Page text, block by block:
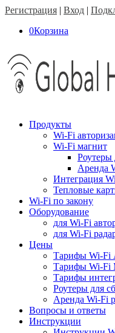
Регистрация | Вход |
0Корзина
Продукты
Wi-Fi
Wi-Fi магнит
Роутеры
Аренда
Интеграция
Тепловые
Wi-Fi по закону
Оборудование
для Wi-Fi
для Wi-Fi
Цены
Тарифы Wi-Fi
Тарифы Wi-Fi
Тарифы
Роутеры для
Аренда Wi-Fi
Вопросы и ответы
Инструкции